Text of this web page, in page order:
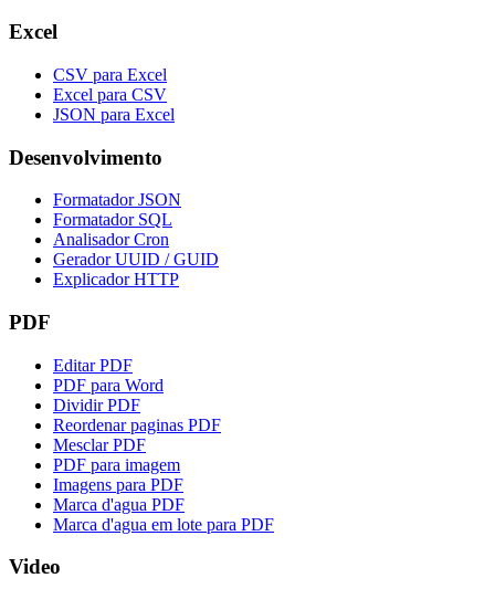
Excel
CSV para Excel
Excel para CSV
JSON para Excel
Desenvolvimento
Formatador JSON
Formatador SQL
Analisador Cron
Gerador UUID / GUID
Explicador HTTP
PDF
Editar PDF
PDF para Word
Dividir PDF
Reordenar paginas PDF
Mesclar PDF
PDF para imagem
Imagens para PDF
Marca d'agua PDF
Marca d'agua em lote para PDF
Video